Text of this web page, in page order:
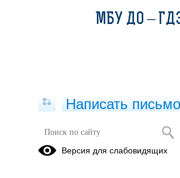
Численность иностранных
МБУ ДО –
Написать письмо
Версия для слабовидящих